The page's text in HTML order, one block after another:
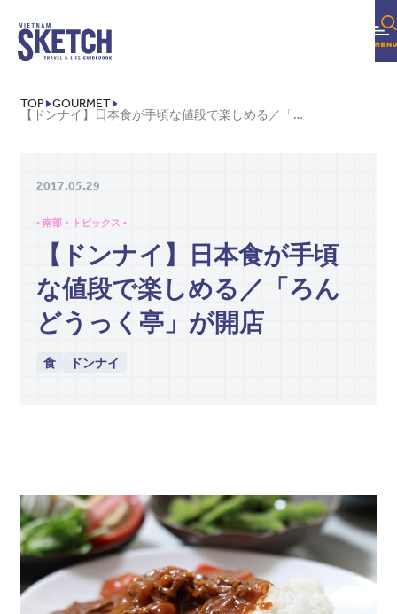
COLUMN
FEATURE
FOLLOW US!
TOP GOURMET
【ドンナイ】日本食が手頃な値段で楽しめる／「ろんどうっく亭」が開店
2017.05.29
• 南部・トピックス •
【ドンナイ】日本食が手頃
な値段で楽しめる／「ろん
どうっく亭」が開店
食 ドンナイ